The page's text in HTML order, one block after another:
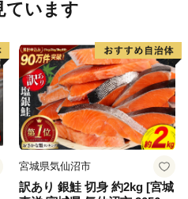
ています
宮城県気仙沼市
訳あり 銀鮭 切身 約2kg [宮城